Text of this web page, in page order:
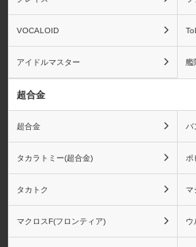
VOCALOID
アイドルマスター 艦
超合金
超合金 バ
タカラトミー(超合金) ポ
タカトク マ
マクロスF(フロンティア) ウ